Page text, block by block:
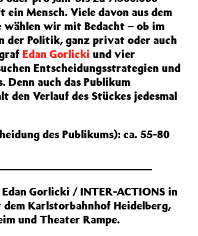
Mensch. Viele davon aus dem
wählen wir mit Bedacht – ob im
der Politik, ganz privat oder auch
Edan Gorlicki und vier
Entscheidungsstrategien und
Denn auch das Publikum
den Verlauf des Stückes jedesmal
des Publikums): ca. 55-80
Gorlicki / INTER-ACTIONS in
Karlstorbahnhof Heidelberg,
und Theater Rampe.